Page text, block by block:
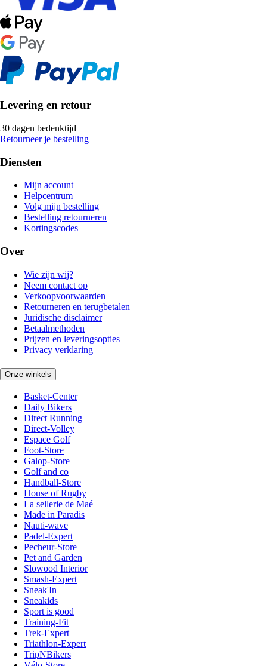
Levering en retour
30 dagen bedenktijd
Retourneer je bestelling
Diensten
Mijn account
Helpcentrum
Volg mijn bestelling
Bestelling retourneren
Kortingscodes
Over
Wie zijn wij?
Neem contact op
Verkoopvoorwaarden
Retourneren en terugbetalen
Juridische disclaimer
Betaalmethoden
Prijzen en leveringsopties
Privacy verklaring
Onze winkels
Basket-Center
Daily Bikers
Direct Running
Direct-Volley
Espace Golf
Foot-Store
Galop-Store
Golf and co
Handball-Store
House of Rugby
La sellerie de Maé
Made in Paradis
Nauti-wave
Padel-Expert
Pecheur-Store
Pet and Garden
Slowood Interior
Smash-Expert
Sneak'In
Sneakids
Sport is good
Training-Fit
Trek-Expert
Triathlon-Expert
TripNBikers